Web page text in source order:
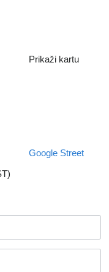
Prikaži kartu
Google Street